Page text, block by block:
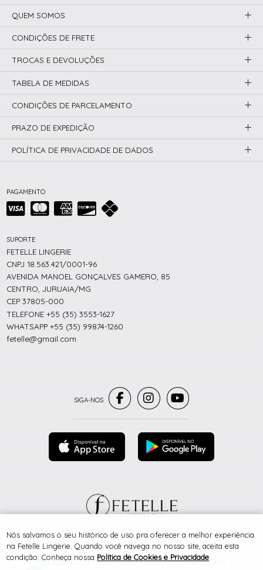
PAGAMENTO
SITE 100% SEGURO PLATAFORMA B2B
SUPORTE
FETELLE LINGERIE
CNPJ 18.563.421/0001-96
AVENIDA MANOEL GONÇALVES GAMERO, 85
CENTRO, JURUAIA/MG
CEP 37805-000
TELEFONE +55 (35) 3553-1627
WHATSAPP +55 (35) 99874-1260
fetelle@gmail.com
QUEM SOMOS
CONDIÇÕES DE FRETE
TROCAS E DEVOLUÇÕES
TABELA DE MEDIDAS
CONDIÇÕES DE PARCELAMENTO
PRAZO DE EXPEDIÇÃO
POLÍTICA DE PRIVACIDADE DE DADOS
® TODOS DIREITOS RESERVADOS
Nós salvamos o seu histórico de uso pra oferecer a melhor experiência
na Fetelle Lingerie. Quando você navega no nosso site, aceita esta
condição. Conheça nossa Política de Cookies e Privacidade